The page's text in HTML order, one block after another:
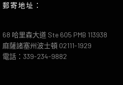
郵寄地址：
68 哈里森大道 Ste 605 PMB 113938
麻薩諸塞州波士頓 02111-1929
電話：339-234-9882